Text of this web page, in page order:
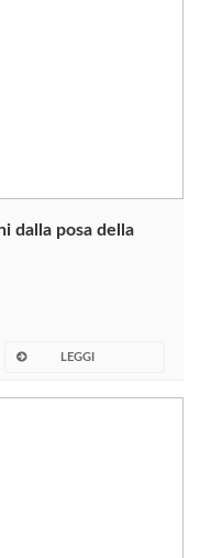
dalla posa della
LEGGI